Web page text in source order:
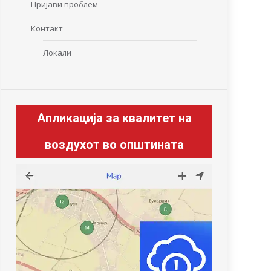
Пријави проблем
Контакт
Локали
Апликација за квалитет на
воздухот во општината